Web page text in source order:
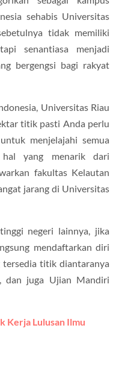
sehabis Universitas
tidak memiliki
senantiasa menjadi
bergengsi bagi rakyat
Universitas Riau
titik pasti Anda perlu
menjelajahi semua
yang menarik dari
fakultas Kelautan
jarang di Universitas
negeri lainnya, jika
mendaftarkan diri
titik diantaranya
dan juga Ujian Mandiri
Kerja Lulusan Ilmu